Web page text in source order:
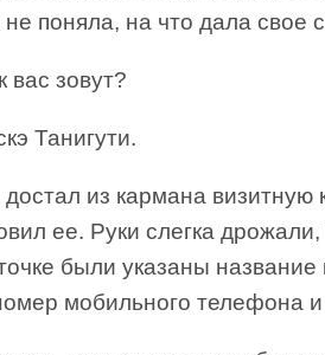
не поняла, на что дала свое
вас зовут?
Танигути.
достал из кармана визитную
ее. Руки слегка
были указаны
мобильного телефона